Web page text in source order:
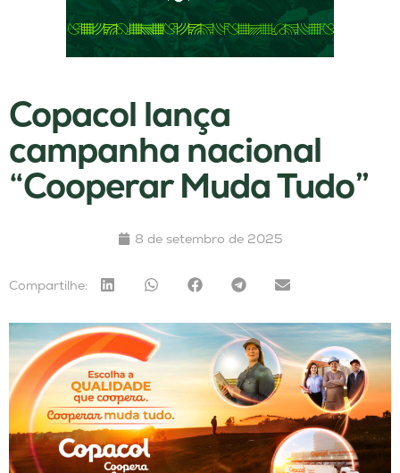
Copacol lança
campanha nacional
“Cooperar Muda Tudo”
8 de setembro de 2025
Compartilhe: